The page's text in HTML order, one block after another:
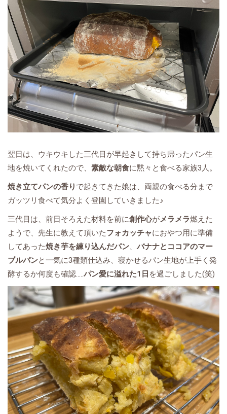
翌日は、ウキウキした三代目が早起きして持ち帰ったパン生
地を焼いてくれたので、 素敵な朝食に黙々と食べる家族3人。
焼き立てパンの香り で起きてきた娘は、両親の食べる分まで
ガッツリ食べて気分よく登園していきました♪
三代目は、前日そろえた材料を前に創作心がメラメラ燃えた
ようで、先生に教えて頂いたフォカッチャにおやつ用に準備
してあった焼き芋を練り込んだパン、 バナナとココアのマー
ブルパンと一気に3種類仕込み、寝かせるパン生地が上手く発
酵するか何度も確認.....パン愛に溢れた1日 を過ごしました(笑)